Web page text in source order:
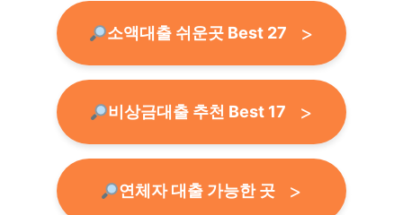
소액대출 쉬운곳 Best 27
비상금대출 추천 Best 17
연체자 대출 가능한 곳